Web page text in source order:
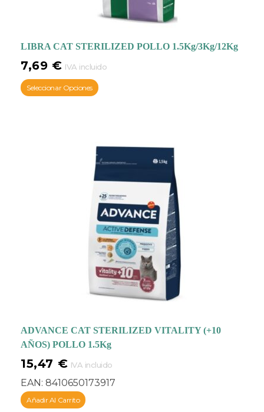
LIBRA CAT STERILIZED POLLO 1.5Kg/3Kg/12Kg
7,69 € IVA incluido
Seleccionar Opciones
ADVANCE CAT STERILIZED VITALITY (+10
AÑOS) POLLO 1.5Kg
15,47 € IVA incluido
EAN: 8410650173917
Añadir Al Carrito